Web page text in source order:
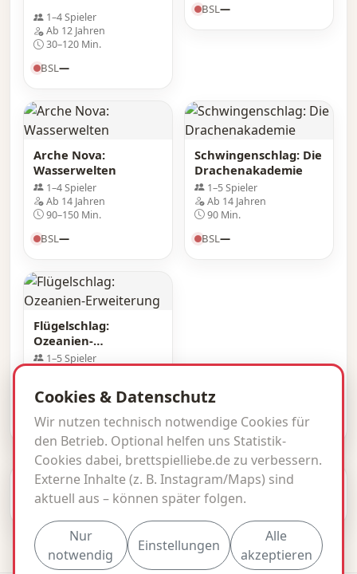
1–4 Spieler
Ab 12 Jahren
30–120 Min.
BSL—
BSL —
Arche Nova:
Wasserwelten
1–4 Spieler
Ab 14 Jahren
90–150 Min.
BSL—
Schwingenschlag: Die
Drachenakademie
1–5 Spieler
Ab 14 Jahren
90 Min.
BSL—
Flügelschlag:
Ozeanien-
Erweiterung
1–5 Spieler
© 2026 brettspielliebe.de · BSL inside.
ImpressumDatenschutzKontakt
Cookies & Datenschutz
Wir nutzen technisch notwendige Cookies für
den Betrieb. Optional helfen uns Statistik-
Cookies dabei, brettspielliebe.de zu verbessern.
Externe Inhalte (z. B. Instagram/Maps) sind
aktuell aus – können später folgen.
Nur
notwendig
Einstellungen
Alle
akzeptieren